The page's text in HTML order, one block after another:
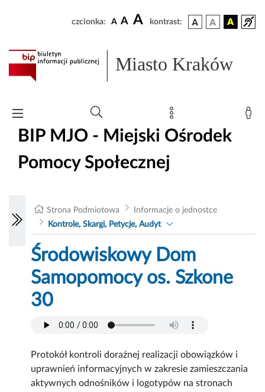
czcionka: A A A kontrast:
Miasto Kraków
BIP MJO - Miejski Ośrodek
Pomocy Społecznej
Strona Podmiotowa
Informacje o jednostce
Kontrole, Skargi, Petycje, Audyt
Środowiskowy Dom
Samopomocy os. Szkone
30
Protokół kontroli doraźnej realizacji obowiązków i
uprawnień informacyjnych w zakresie zamieszczania
aktywnych odnośników i logotypów na stronach